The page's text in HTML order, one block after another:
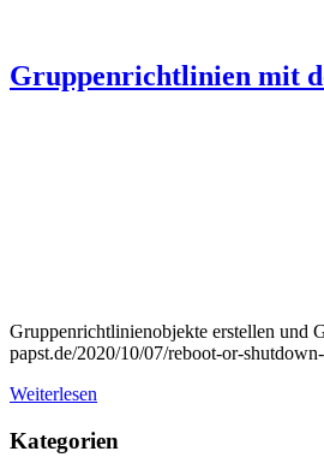
Gruppenrichtlinien mit
Gruppenrichtlinienobjekte erstellen und
papst.de/2020/10/07/reboot-or-
Weiterlesen
Kategorien